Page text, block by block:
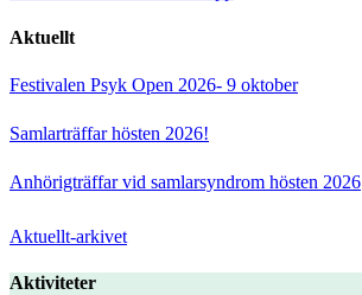
Aktuellt
Festivalen Psyk Open 2026- 9 oktober
Samlarträffar hösten 2026!
Anhörigträffar vid samlarsyndrom hösten 2026
Aktuellt-arkivet
Aktiviteter